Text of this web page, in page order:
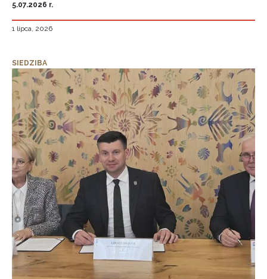
5.07.2026 r.
1 lipca, 2026
SIEDZIBA